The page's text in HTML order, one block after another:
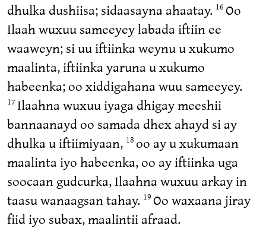
dhulka dushiisa; sidaasayna ahaatay. 16 Oo
Ilaah wuxuu sameeyey labada iftiin ee
waaweyn; si uu iftiinka weynu u xukumo
maalinta, iftiinka yaruna u xukumo
habeenka; oo xiddigahana wuu sameeyey.
17 Ilaahna wuxuu iyaga dhigay meeshii
bannaanayd oo samada dhex ahayd si ay
dhulka u iftiimiyaan, 18 oo ay u xukumaan
maalinta iyo habeenka, oo ay iftiinka uga
soocaan gudcurka, Ilaahna wuxuu arkay in
taasu wanaagsan tahay. 19 Oo waxaana jiray
fiid iyo subax, maalintii afraad.